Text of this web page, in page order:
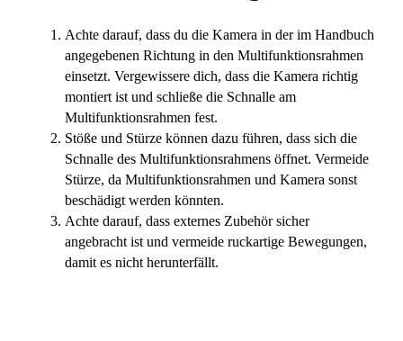
Achte darauf, dass du die Kamera in der im Handbuch
angegebenen Richtung in den Multifunktionsrahmen
einsetzt. Vergewissere dich, dass die Kamera richtig
montiert ist und schließe die Schnalle am
Multifunktionsrahmen fest.
Stöße und Stürze können dazu führen, dass sich die
Schnalle des Multifunktionsrahmens öffnet. Vermeide
Stürze, da Multifunktionsrahmen und Kamera sonst
beschädigt werden könnten.
Achte darauf, dass externes Zubehör sicher
angebracht ist und vermeide ruckartige Bewegungen,
damit es nicht herunterfällt.